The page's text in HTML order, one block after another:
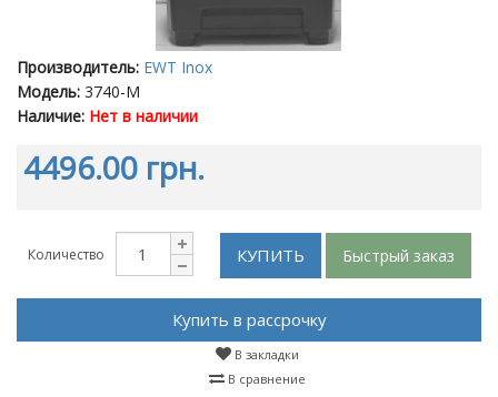
Производитель: EWT Inox
Модель: 3740-M
Наличие: Нет в наличии
4496.00 грн.
Количество КУПИТЬ Быстрый заказ
Купить в рассрочку
В закладки
В сравнение